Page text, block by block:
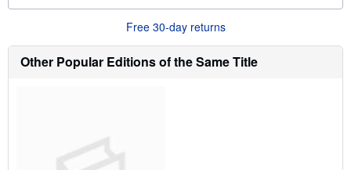
o
t
s
i
Free 30-day returns
Other Popular Editions of the Same Title